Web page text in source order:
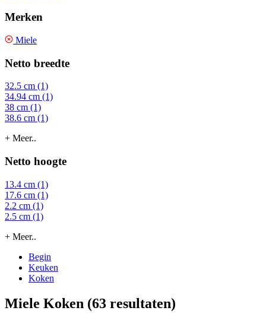
Merken
Miele
Netto breedte
32.5 cm (1)
34.94 cm (1)
38 cm (1)
38.6 cm (1)
+ Meer..
Netto hoogte
13.4 cm (1)
17.6 cm (1)
2.2 cm (1)
2.5 cm (1)
+ Meer..
Begin
Keuken
Koken
Miele Koken (63 resultaten)